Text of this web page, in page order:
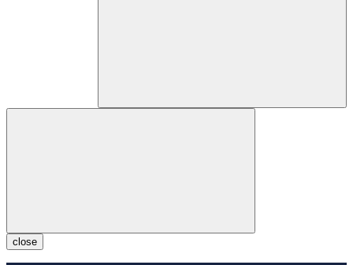
close